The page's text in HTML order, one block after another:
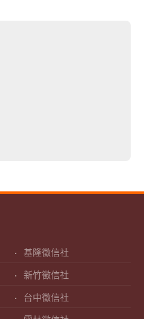
基隆徵信社
新竹徵信社
台中徵信社